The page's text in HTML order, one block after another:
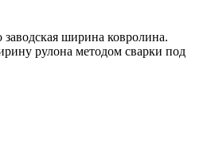
заводская ширина ковролина.
рулона методом сварки под